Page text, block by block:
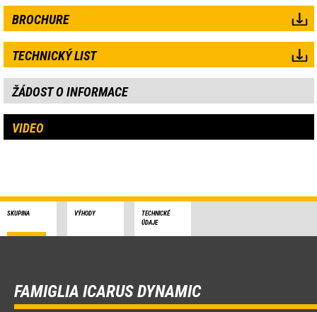
BROCHURE
TECHNICKÝ LIST
ŽÁDOST O INFORMACE
VIDEO
SKUPINA VÝHODY
TECHNICKÉ
ÚDAJE
FAMIGLIA ICARUS DYNAMIC